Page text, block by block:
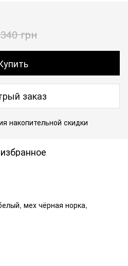
грн
заказ
накопительной скидки
мех чёрная норка,